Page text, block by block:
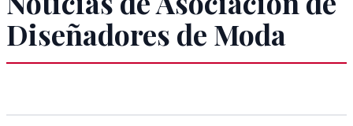
Diseñadores de Moda